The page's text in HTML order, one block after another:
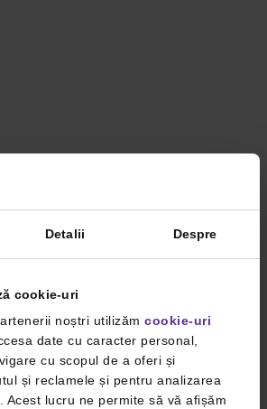
Detalii Despre
cookie-uri
noștri utilizăm cookie-uri
date cu caracter personal,
cu scopul de a oferi și
și reclamele și pentru analizarea
Acest lucru ne permite să vă afișăm